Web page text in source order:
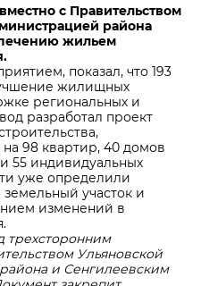
с Правительством
района
жильем
показал, что 193
жилищных
региональных и
разработал проект
98 квартир, 40 домов
55 индивидуальных
уже определили
участок и
изменений в
трехсторонним
Ульяновской
и Сенгилеевским